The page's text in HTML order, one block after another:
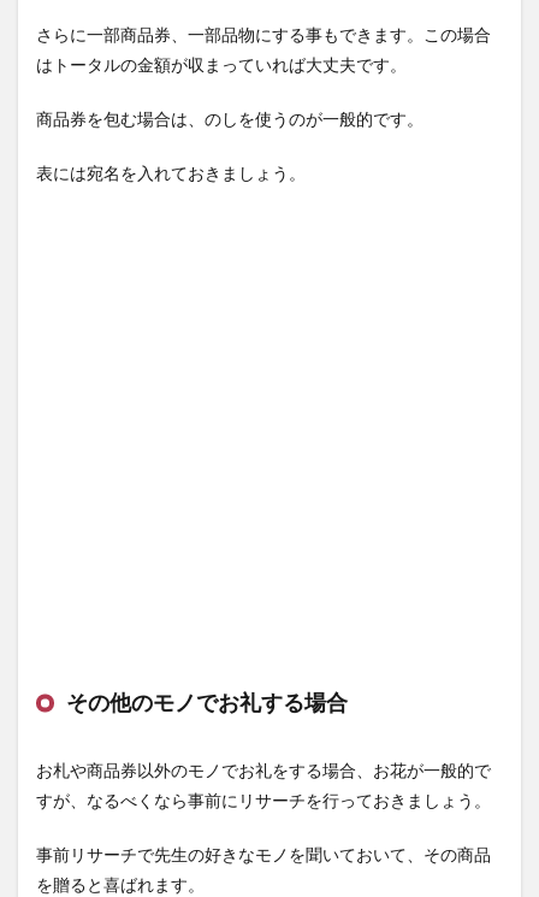
さらに一部商品券、一部品物にする事もできます。この場合
はトータルの金額が収まっていれば大丈夫です。
商品券を包む場合は、のしを使うのが一般的です。
表には宛名を入れておきましょう。
その他のモノでお礼する場合
お札や商品券以外のモノでお礼をする場合、お花が一般的で
すが、なるべくなら事前にリサーチを行っておきましょう。
事前リサーチで先生の好きなモノを聞いておいて、その商品
を贈ると喜ばれます。